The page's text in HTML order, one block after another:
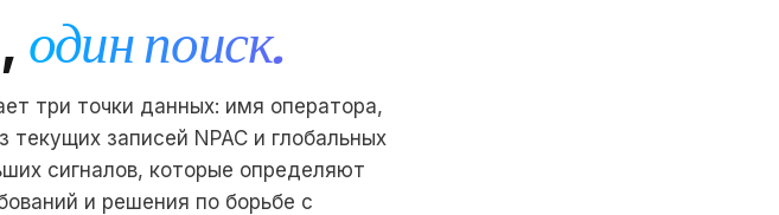
один поиск.
три точки данных: имя оператора,
записей NPAC и глобальных
сигналов, которые определяют
и решения по борьбе с